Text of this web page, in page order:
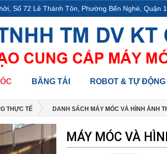
Số 72 Lê Thánh Tôn, Phường Bến Nghé, Quận 1
BĂNG TẢI ROBOT & TỰ ĐỘNG
THỰC TẾ DANH SÁCH MÁY MÓC VÀ HÌNH ẢNH
MÁY MÓC VÀ